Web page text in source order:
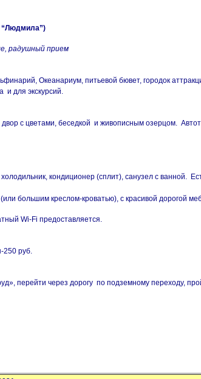
“Людмила”)
радушный прием
Океанариум, питьевой бювет, городок
и для экскурсий.
с цветами, беседкой и живописным озерцом.
кондиционер (сплит), санузел с ванной.
большим креслом-кроватью), с красивой дорогой
Wi-Fi предоставляется.
250 руб.
перейти через дорогу по подземному переходу,